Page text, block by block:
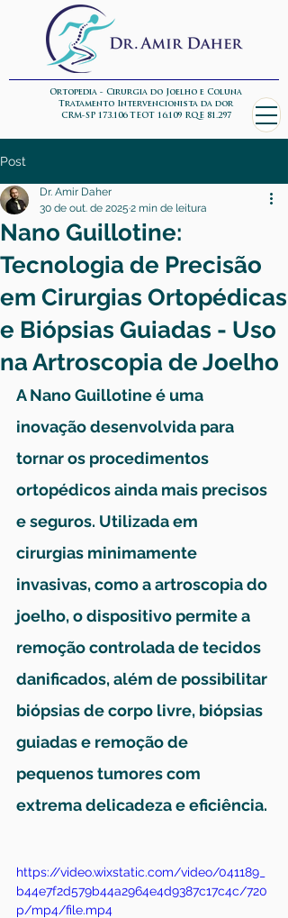
Ortopedia - Cirurgia do Joelho e Coluna
Tratamento Intervencionista da dor
CRM-SP 173.106 TEOT 16.109 RQE 81.297
Post
Nano Guillotine:
Tecnologia de Precisão
em Cirurgias Ortopédicas
e Biópsias Guiadas - Uso
na Artroscopia de Joelho
Dr. Amir Daher
30 de out. de 2025 2 min de leitura
A Nano Guillotine é uma
inovação desenvolvida para
tornar os procedimentos
ortopédicos ainda mais precisos
e seguros. Utilizada em
cirurgias minimamente
invasivas, como a artroscopia do
joelho, o dispositivo permite a
remoção controlada de tecidos
danificados, além de possibilitar
biópsias de corpo livre, biópsias
guiadas e remoção de
pequenos tumores com
extrema delicadeza e eficiência.
https://video.wixstatic.com/video/041189_
b44e7f2d579b44a2964e4d9387c17c4c/720
p/mp4/file.mp4